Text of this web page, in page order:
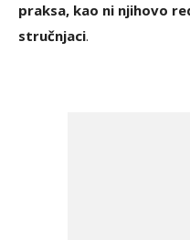
praksa, kao ni njihovo
stručnjaci.